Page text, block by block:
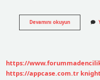
Devamını okuyunTavşanın
Mutlu
https://
https://appcase.com.tr